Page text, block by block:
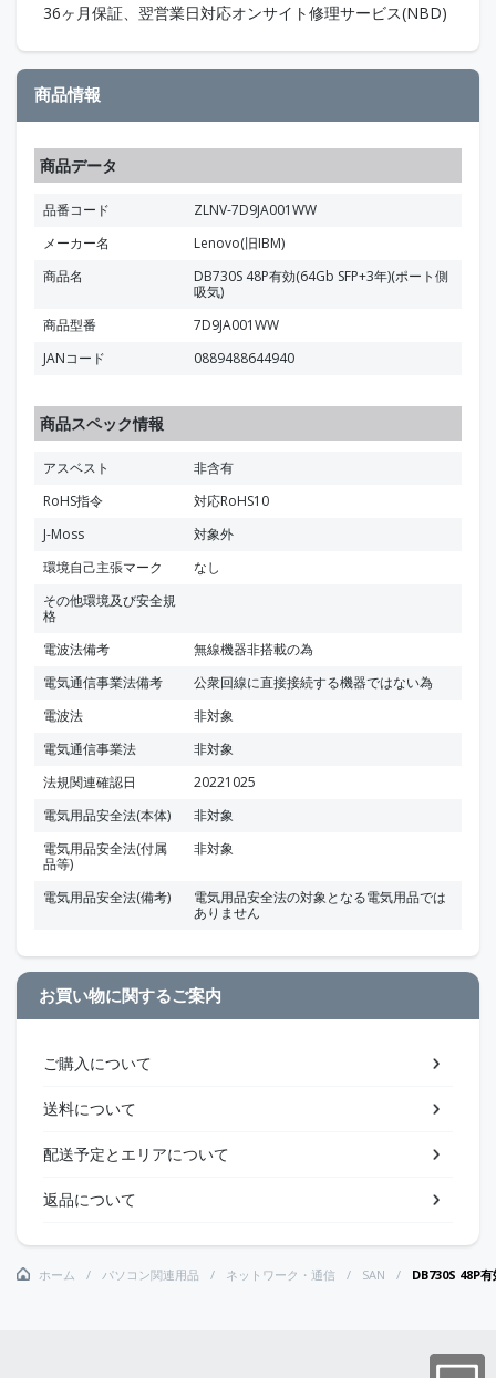
36ヶ月保証、翌営業日対応オンサイト修理サービス(NBD)
商品情報
商品データ
品番コード
ZLNV-7D9JA001WW
メーカー名
Lenovo(旧IBM)
商品名
DB730S 48P有効(64Gb SFP+3年)(ポート側
吸気)
商品型番
7D9JA001WW
JANコード
0889488644940
商品スペック情報
アスベスト
非含有
RoHS指令
対応RoHS10
J-Moss
対象外
環境自己主張マーク
なし
その他環境及び安全規
格
電波法備考
無線機器非搭載の為
電気通信事業法備考
公衆回線に直接接続する機器ではない為
電波法
非対象
電気通信事業法
非対象
法規関連確認日
20221025
電気用品安全法(本体)
非対象
電気用品安全法(付属
品等)
非対象
電気用品安全法(備考)
電気用品安全法の対象となる電気用品では
ありません
お買い物に関するご案内
ご購入について
送料について
配送予定とエリアについて
返品について
ホーム パソコン関連用品 ネットワーク・通信 SAN DB730S 48P